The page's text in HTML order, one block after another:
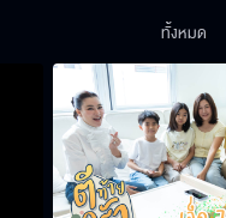
ทั้งหมด